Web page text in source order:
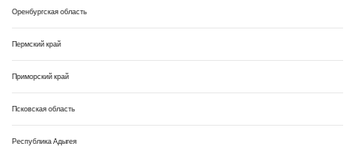
Оренбургская область
Пермский край
Приморский край
Псковская область
Республика Адыгея